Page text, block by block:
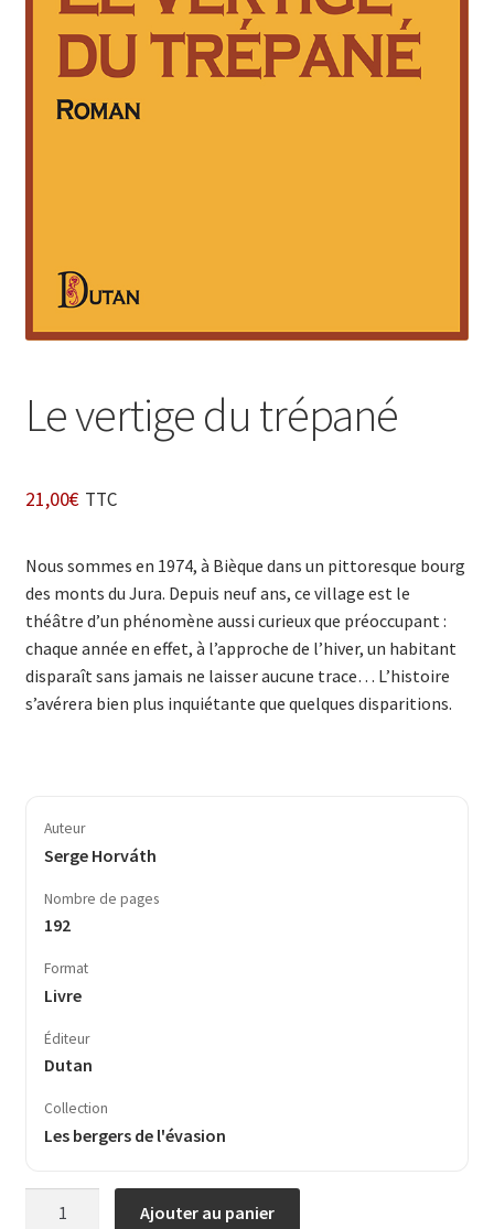
Login Customizer
Newsletter
Nous Contacter
Soutien à Philippe Randa
Suivi de la Commande
Le vertige du trépané
21,00€ TTC
Nous sommes en 1974, à Bièque dans un pittoresque bourg
des monts du Jura. Depuis neuf ans, ce village est le
théâtre d’un phénomène aussi curieux que préoccupant :
chaque année en effet, à l’appro­che de l’hiver, un habitant
disparaît sans jamais ne laisser aucune trace… L’histoire
s’avérera bien plus inquiétante que quelques disparitions.
Auteur
Serge Horváth
Nombre de pages
192
Format
Livre
Éditeur
Dutan
Collection
Les bergers de l'évasion
Ajouter au panier